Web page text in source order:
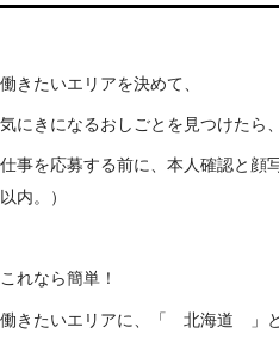
働きたいエリアを決めて、
気にきになるおしごとを見つけたら、
仕事を応募する前に、本人確認と顔
以内。）
これなら簡単！
働きたいエリアに、「 北海道 」